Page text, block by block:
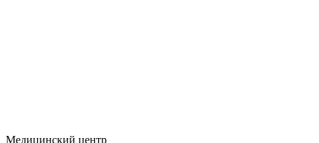
Медицинский центр